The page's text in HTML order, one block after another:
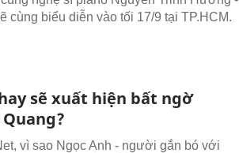
cùng biểu diễn vào tối 17/9 tại TP.HCM.
sẽ xuất hiện bất ngờ
vì sao Ngọc Anh - người gắn bó với